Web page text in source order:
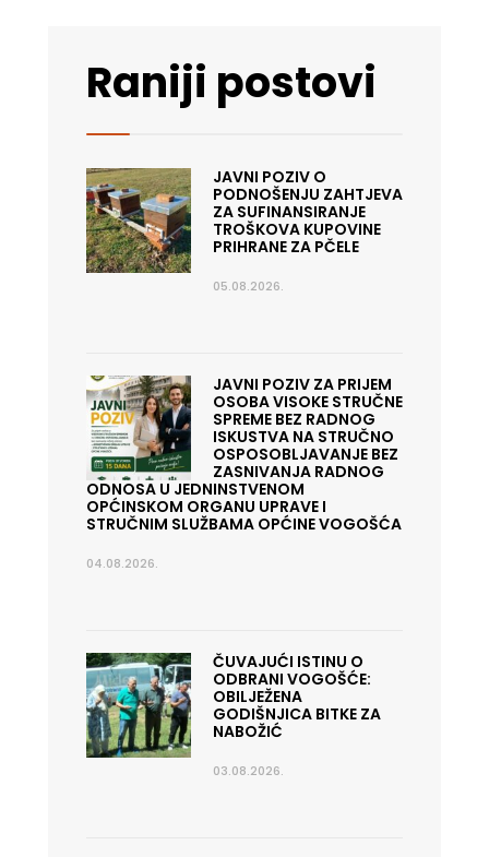
Raniji postovi
JAVNI POZIV O
PODNOŠENJU ZAHTJEVA
ZA SUFINANSIRANJE
TROŠKOVA KUPOVINE
PRIHRANE ZA PČELE
05.08.2026.
JAVNI POZIV ZA PRIJEM
OSOBA VISOKE STRUČNE
SPREME BEZ RADNOG
ISKUSTVA NA STRUČNO
OSPOSOBLJAVANJE BEZ
ZASNIVANJA RADNOG
ODNOSA U JEDNINSTVENOM
OPĆINSKOM ORGANU UPRAVE I
STRUČNIM SLUŽBAMA OPĆINE VOGOŠĆA
04.08.2026.
ČUVAJUĆI ISTINU O
ODBRANI VOGOŠĆE:
OBILJEŽENA
GODIŠNJICA BITKE ZA
NABOŽIĆ
03.08.2026.